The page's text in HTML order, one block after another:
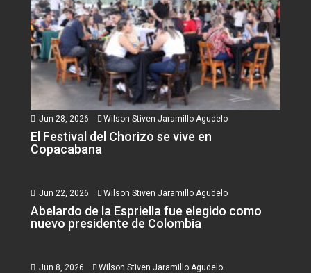
Jun 28, 2026 Wilson Stiven Jaramillo Agudelo
El Festival del Chorizo se vive en
Copacabana
Jun 22, 2026 Wilson Stiven Jaramillo Agudelo
Abelardo de la Espriella fue elegido como
nuevo presidente de Colombia
Jun 8, 2026 Wilson Stiven Jaramillo Agudelo